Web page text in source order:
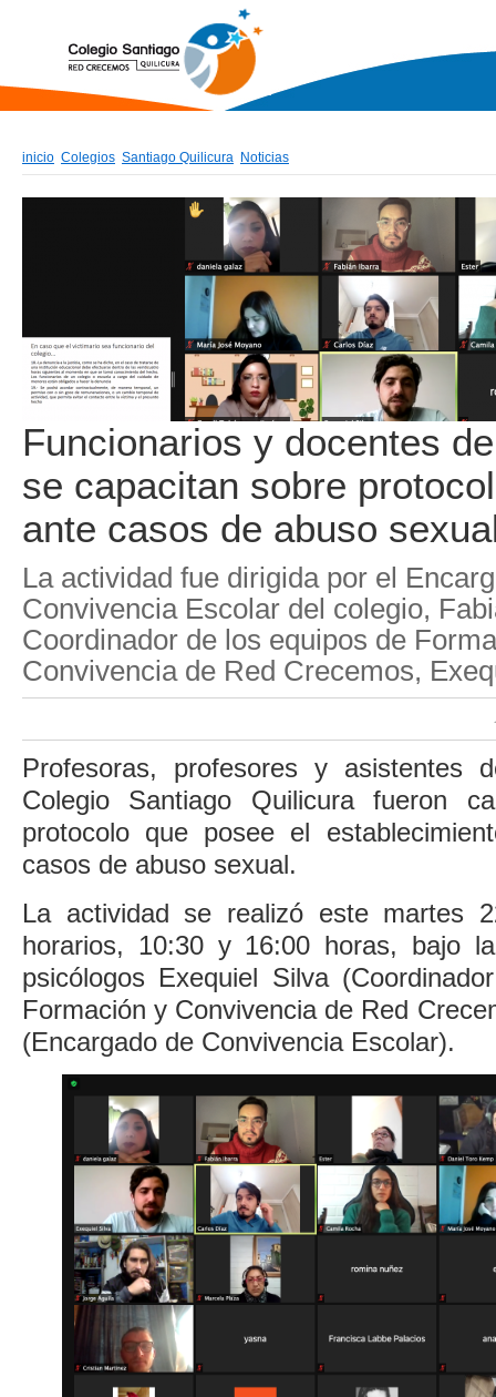
inicio Colegios Santiago Quilicura Noticias
Funcionarios y docentes
se capacitan sobre
ante casos de abuso
La actividad fue dirigida por el
Convivencia Escolar del colegio,
Coordinador de los equipos de
Convivencia de Red Crecemos,
Profesoras, profesores y asistentes
Colegio Santiago Quilicura fueron
protocolo que posee el
casos de abuso sexual.
La actividad se realizó este martes
horarios, 10:30 y 16:00 horas, bajo
psicólogos Exequiel Silva
Formación y Convivencia de Red
(Encargado de Convivencia Escolar).